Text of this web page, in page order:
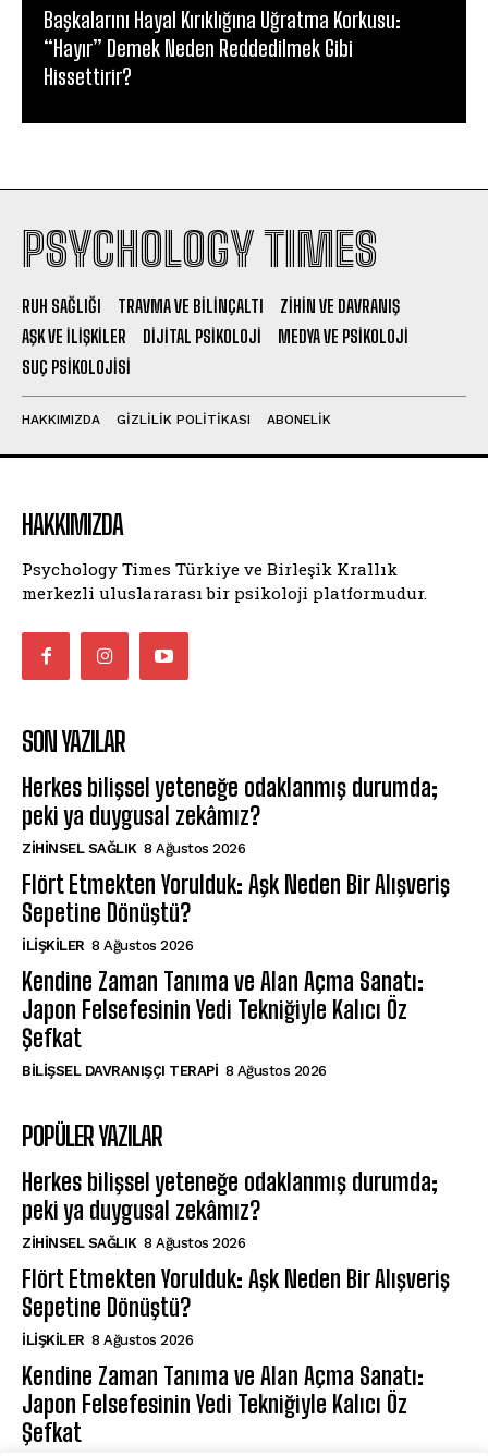
Başkalarını Hayal Kırıklığına Uğratma Korkusu:
“Hayır” Demek Neden Reddedilmek Gibi
Hissettirir?
PSYCHOLOGY TIMES
RUH SAĞLIĞI TRAVMA VE BILINÇALTI
ZIHIN VE DAVRANIŞ
AŞK VE İLIŞKILER
DIJITAL PSIKOLOJI
MEDYA VE PSIKOLOJI
SUÇ PSIKOLOJISI
HAKKIMIZDA GIZLILIK POLITIKASI ABONELIK
HAKKIMIZDA
Psychology Times Türkiye ve Birleşik Krallık
merkezli uluslararası bir psikoloji platformudur.
SON YAZILAR
Herkes bilişsel yeteneğe odaklanmış durumda;
peki ya duygusal zekâmız?
ZIHINSEL SAĞLIK 8 Ağustos 2026
Flört Etmekten Yorulduk: Aşk Neden Bir Alışveriş
Sepetine Dönüştü?
İLIŞKILER 8 Ağustos 2026
Kendine Zaman Tanıma ve Alan Açma Sanatı:
Japon Felsefesinin Yedi Tekniğiyle Kalıcı Öz
Şefkat
BILIŞSEL DAVRANIŞÇI TERAPI 8 Ağustos 2026
POPÜLER YAZILAR
Herkes bilişsel yeteneğe odaklanmış durumda;
peki ya duygusal zekâmız?
ZIHINSEL SAĞLIK 8 Ağustos 2026
Flört Etmekten Yorulduk: Aşk Neden Bir Alışveriş
Sepetine Dönüştü?
İLIŞKILER 8 Ağustos 2026
Kendine Zaman Tanıma ve Alan Açma Sanatı:
Japon Felsefesinin Yedi Tekniğiyle Kalıcı Öz
Şefkat